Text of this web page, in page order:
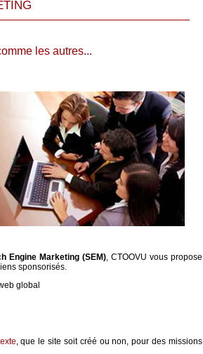
les autres...
Engine Marketing (SEM), CTOOVU vous propose
sponsorisés.
global
, que le site soit créé ou non, pour des missions